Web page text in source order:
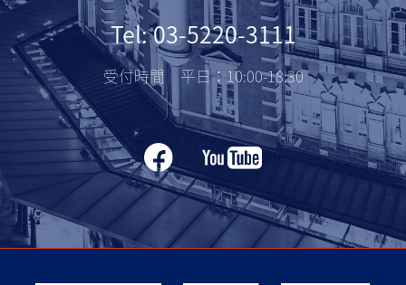
Tel: 03-5220-3111
受付時間 平日：10:00-18:30